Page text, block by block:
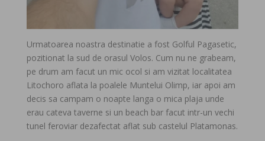
Urmatoarea noastra destinatie a fost Golful Pagasetic,
pozitionat la sud de orasul Volos. Cum nu ne grabeam,
pe drum am facut un mic ocol si am vizitat localitatea
Litochoro aflata la poalele Muntelui Olimp, iar apoi am
decis sa campam o noapte langa o mica plaja unde
erau cateva taverne si un beach bar facut intr-un vechi
tunel feroviar dezafectat aflat sub castelul Platamonas.